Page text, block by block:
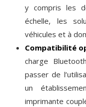
y compris les
échelle, les
véhicules et à
Compatibilité
charge
passer de
un
imprimante